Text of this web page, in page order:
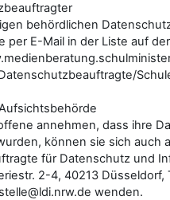
behördlichen
per E-Mail in der Liste auf
annehmen, dass ihre
können sie sich auch
für Datenschutz und
2-4, 40213 Düsseldorf,
wenden.